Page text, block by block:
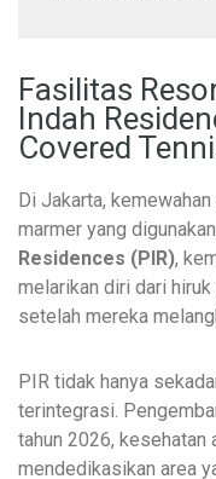
Fasilitas
Indah
Covered
Di Jakarta,
marmer yang
Residences (PIR),
melarikan diri dari
setelah mereka
PIR tidak hanya
terintegrasi.
tahun 2026, kesehatan
mendedikasikan area